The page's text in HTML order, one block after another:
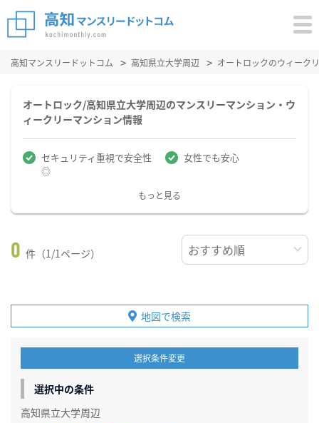
高知マンスリードットコム 高知県立大学周辺 オートロックのウィーク
オートロック/高知県立大学周辺のマンスリーマンション・ウ
ィークリーマンション情報
セキュリティ重視で安全性
◎
女性でも安心
もっと見る
0 件（1/1ページ）
地図で検索
選択条件変更
選択中の条件
高知県立大学周辺